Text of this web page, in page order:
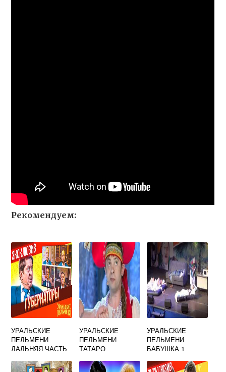
Рекомендуем:
УРАЛЬСКИЕ
ПЕЛЬМЕНИ
ДАЛЬНЯЯ ЧАСТЬ
УРАЛЬСКИЕ
ПЕЛЬМЕНИ
ТАТАРО
ИГО
УРАЛЬСКИЕ
ПЕЛЬМЕНИ
БАБУШКА 1